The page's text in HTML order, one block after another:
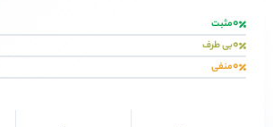
0مثبت
0بی طرف
0منفی